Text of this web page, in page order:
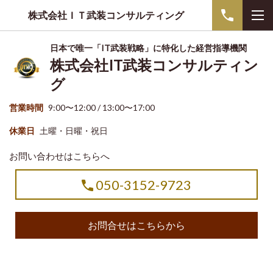
株式会社ＩＴ武装コンサルティング
日本で唯一「IT武装戦略」に特化した経営指導機関
株式会社IT武装コンサルティン
グ
営業時間 9:00〜12:00 / 13:00〜17:00
休業日 土曜・日曜・祝日
お問い合わせはこちらへ
050-3152-9723
お問合せはこちらから